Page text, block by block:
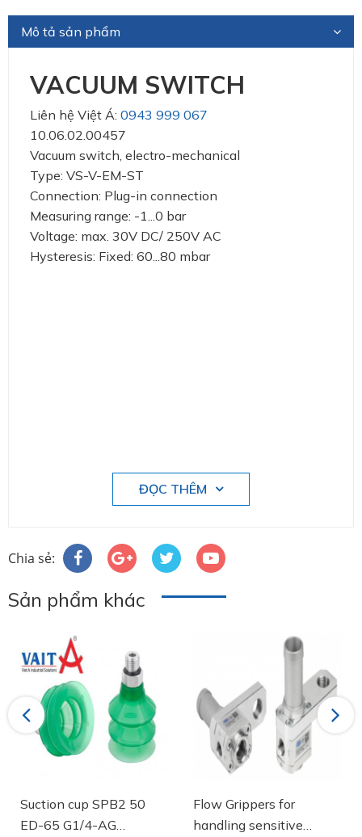
Mô tả sản phẩm
VACUUM SWITCH
Liên hệ Việt Á: 0943 999 067
10.06.02.00457
Vacuum switch, electro-mechanical
Type: VS-V-EM-ST
Connection: Plug-in connection
Measuring range: -1...0 bar
Voltage: max. 30V DC/ 250V AC
Hysteresis: Fixed: 60...80 mbar
ĐỌC THÊM
Chia sẻ:
Sản phẩm khác
Previous
Suction cup SPB2 50
ED-65 G1/4-AG
Flow Grippers for
handling sensitive
Next